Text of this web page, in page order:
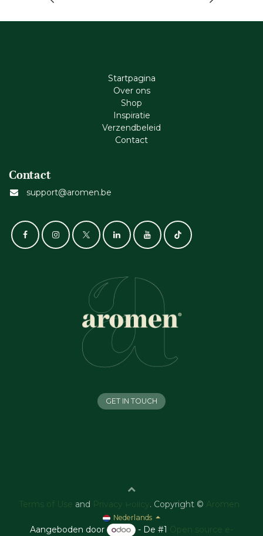
Startpagina
Ove​r​ ons
Shop
Inspiratie
Verzendbeleid
Cont​act
Contact
support@aromen.be
GET IN TOUCH
Terms of Use and Privacy Policy . Copyright © Aromen
Nederlands
Aangeboden door - De #1 Open source e-